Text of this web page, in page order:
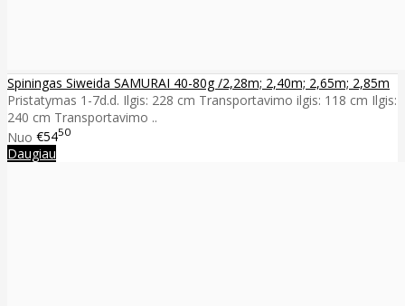
Spiningas Siweida SAMURAI 40-80g /2,28m; 2,40m; 2,65m; 2,85m
Pristatymas 1-7d.d. Ilgis: 228 cm Transportavimo ilgis: 118 cm Ilgis:
240 cm Transportavimo ..
Nuo €5450
Daugiau